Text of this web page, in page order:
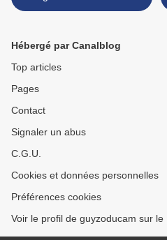
de l'Urbanisme et de
Hébergé par Canalblog
Top articles
Pages
Contact
Signaler un abus
C.G.U.
Cookies et données personnelles
Préférences cookies
Voir le profil de guyzoducam sur le